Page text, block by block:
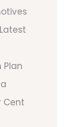
Plan
Cent